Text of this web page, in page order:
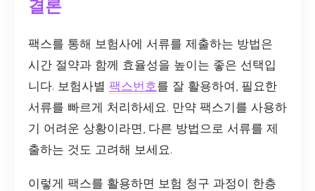
결론
팩스를 통해 보험사에 서류를 제출하는 방법은
시간 절약과 함께 효율성을 높이는 좋은 선택입
니다. 보험사별 팩스번호를 잘 활용하여, 필요한
서류를 빠르게 처리하세요. 만약 팩스기를 사용하
기 어려운 상황이라면, 다른 방법으로 서류를 제
출하는 것도 고려해 보세요.
이렇게 팩스를 활용하면 보험 청구 과정이 한층